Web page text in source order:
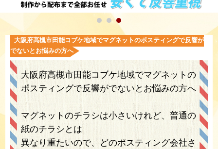
大阪府高槻市田能コブケ地域でマグネットのポスティングで反響が
でないとお悩みの方へ
大阪府高槻市田能コブケ地域でマグネットの
ポスティングで反響がでないとお悩みの方へ
マグネットのチラシは小さいけれど、普通の
紙のチラシとは
異なり重たいので、どのポスティング会社さ